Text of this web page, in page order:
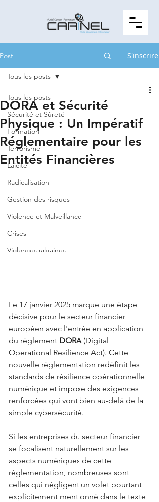
Post S'inscrire
Tous les posts
Sécurité et Sûreté
Formation
Terrorisme
Laïcité
Radicalisation
Gestion des risques
Violence et Malveillance
Crises
Violences urbaines
Tous les posts
DORA et Sécurité
Physique : Un Impératif
Réglementaire pour les
Entités Financières
Le 17 janvier 2025 marque une étape
décisive pour le secteur financier
européen avec l'entrée en application
du règlement DORA (Digital
Operational Resilience Act). Cette
nouvelle réglementation redéfinit les
standards de résilience opérationnelle
numérique et impose des exigences
renforcées qui vont bien au-delà de la
simple cybersécurité.
Si les entreprises du secteur financier
se focalisent naturellement sur les
aspects numériques de cette
réglementation, nombreuses sont
celles qui négligent un volet pourtant
explicitement mentionné dans le texte